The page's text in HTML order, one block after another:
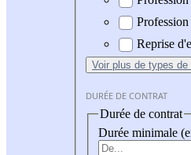
Reprise
Voir plus de types de
DURÉE DE CONTRAT
Durée de contrat
Durée minimale